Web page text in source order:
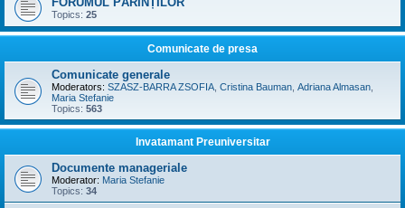
Topics: 25
Comunicate de presa
Comunicate generale
Moderators: SZASZ-BARRA ZSOFIA Cristina Bauman Adriana Almasan
Maria Stefanie
Topics: 563
Invatamant Preuniversitar
Documente manageriale
Moderator: Maria Stefanie
Topics: 34